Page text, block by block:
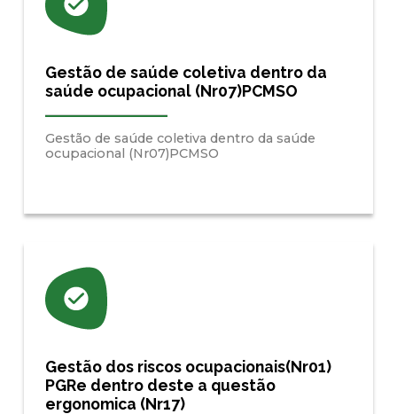
Gestão de saúde coletiva dentro da
saúde ocupacional (Nr07)PCMSO
Gestão de saúde coletiva dentro da saúde
ocupacional (Nr07)PCMSO
Gestão dos riscos ocupacionais(Nr01)
PGRe dentro deste a questão
ergonomica (Nr17)